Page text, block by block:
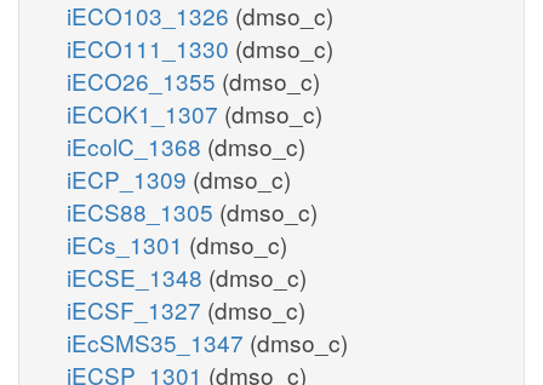
iECO103_1326 (dmso_c)
iECO111_1330 (dmso_c)
iECO26_1355 (dmso_c)
iECOK1_1307 (dmso_c)
iEcolC_1368 (dmso_c)
iECP_1309 (dmso_c)
iECS88_1305 (dmso_c)
iECs_1301 (dmso_c)
iECSE_1348 (dmso_c)
iECSF_1327 (dmso_c)
iEcSMS35_1347 (dmso_c)
iECSP_1301 (dmso_c)